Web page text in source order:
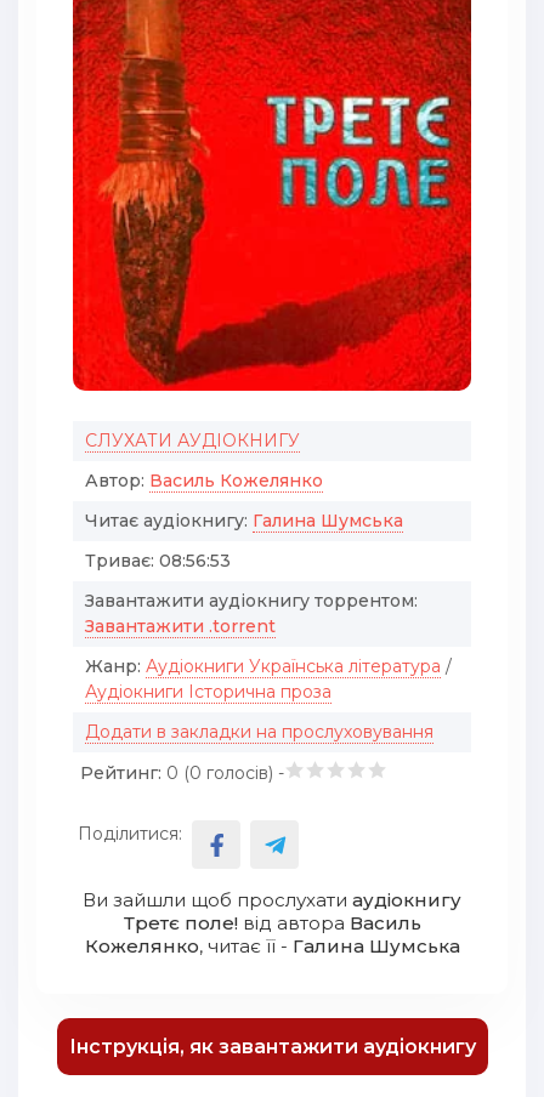
СЛУХАТИ АУДІОКНИГУ
Автор: Василь Кожелянко
Читає аудіокнигу: Галина Шумська
Триває: 08:56:53
Завантажити аудіокнигу торрентом:
Завантажити .torrent
Жанр: Аудіокниги Українська література /
Аудіокниги Історична проза
Додати в закладки на прослуховування
Рейтинг: 0 (0 голосів) -
Поділитися:
Ви зайшли щоб прослухати аудіокнигу
Третє поле!від автора Василь
Кожелянко, читає її - Галина Шумська
Інструкція, як завантажити аудіокнигу